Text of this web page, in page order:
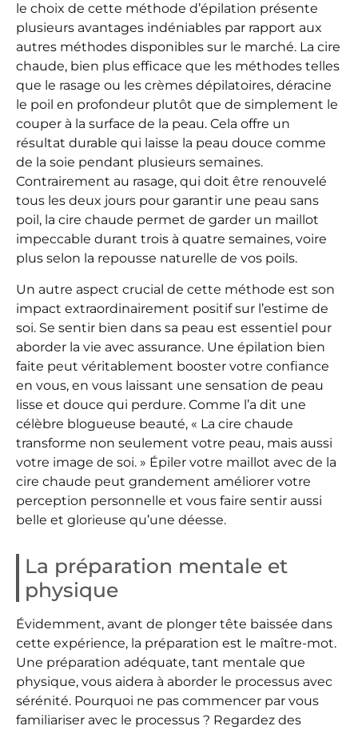
le choix de cette méthode d’épilation présente
plusieurs avantages indéniables par rapport aux
autres méthodes disponibles sur le marché. La cire
chaude, bien plus efficace que les méthodes telles
que le rasage ou les crèmes dépilatoires, déracine
le poil en profondeur plutôt que de simplement le
couper à la surface de la peau. Cela offre un
résultat durable qui laisse la peau douce comme
de la soie pendant plusieurs semaines.
Contrairement au rasage, qui doit être renouvelé
tous les deux jours pour garantir une peau sans
poil, la cire chaude permet de garder un maillot
impeccable durant trois à quatre semaines, voire
plus selon la repousse naturelle de vos poils.
Un autre aspect crucial de cette méthode est son
impact extraordinairement positif sur l’estime de
soi. Se sentir bien dans sa peau est essentiel pour
aborder la vie avec assurance. Une épilation bien
faite peut véritablement booster votre confiance
en vous, en vous laissant une sensation de peau
lisse et douce qui perdure. Comme l’a dit une
célèbre blogueuse beauté, « La cire chaude
transforme non seulement votre peau, mais aussi
votre image de soi. » Épiler votre maillot avec de la
cire chaude peut grandement améliorer votre
perception personnelle et vous faire sentir aussi
belle et glorieuse qu’une déesse.
La préparation mentale et
physique
Évidemment, avant de plonger tête baissée dans
cette expérience, la préparation est le maître-mot.
Une préparation adéquate, tant mentale que
physique, vous aidera à aborder le processus avec
sérénité. Pourquoi ne pas commencer par vous
familiariser avec le processus ? Regardez des